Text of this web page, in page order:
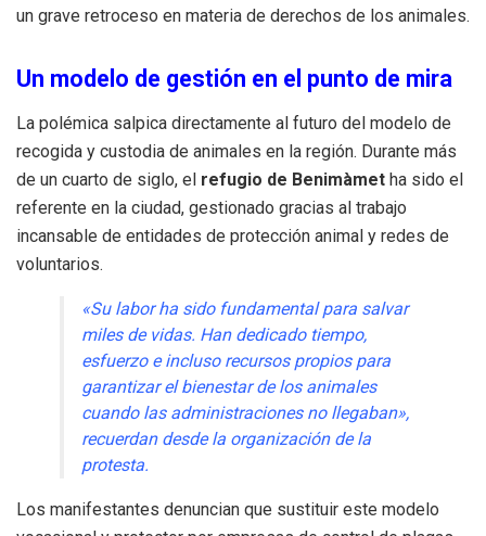
un grave retroceso en materia de derechos de los animales.
Un modelo de gestión en el punto de mira
La polémica salpica directamente al futuro del modelo de
recogida y custodia de animales en la región. Durante más
de un cuarto de siglo, el refugio de Benimàmet ha sido el
referente en la ciudad, gestionado gracias al trabajo
incansable de entidades de protección animal y redes de
voluntarios.
«Su labor ha sido fundamental para salvar
miles de vidas. Han dedicado tiempo,
esfuerzo e incluso recursos propios para
garantizar el bienestar de los animales
cuando las administraciones no llegaban»,
recuerdan desde la organización de la
protesta.
Los manifestantes denuncian que sustituir este modelo